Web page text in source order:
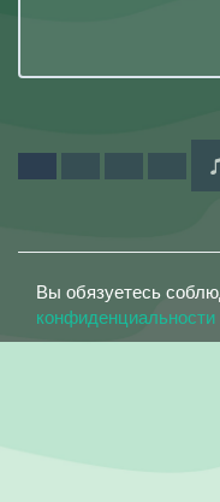
Вы обязуетесь
конфиденциальности